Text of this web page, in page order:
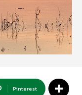
Pinterest